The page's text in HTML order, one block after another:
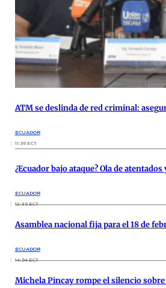
ATM se deslinda de red criminal:
ECUADOR
11:36 ECT
¿Ecuador bajo ataque? Ola de
ECUADOR
12:35 ECT
Asamblea nacional fija para el 18 de
ECUADOR
14:54 ECT
Michela Pincay rompe el silencio